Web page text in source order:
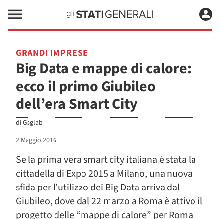
GRANDI IMPRESE
Big Data e mappe di calore:
ecco il primo Giubileo
dell’era Smart City
diGsglab
2 Maggio 2016
Se la prima vera smart city italiana è stata la
cittadella di Expo 2015 a Milano, una nuova
sfida per l’utilizzo dei Big Data arriva dal
Giubileo, dove dal 22 marzo a Roma è attivo il
progetto delle “mappe di calore” per Roma